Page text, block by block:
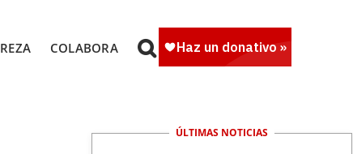
REZA COLABORA
ÚLTIMAS NOTICIAS